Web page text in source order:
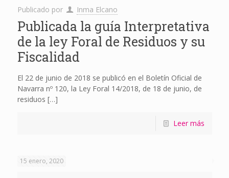
Publicado por Inma Elcano
Publicada la guía Interpretativa
de la ley Foral de Residuos y su
Fiscalidad
El 22 de junio de 2018 se publicó en el Boletín Oficial de
Navarra nº 120, la Ley Foral 14/2018, de 18 de junio, de
residuos […]
Leer más
15 enero, 2020